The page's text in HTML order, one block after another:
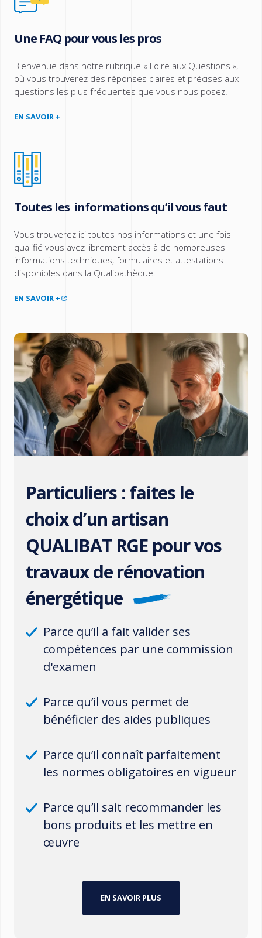
Une FAQ pour vous les pros
Bienvenue dans notre rubrique « Foire aux Questions »,
où vous trouverez des réponses claires et précises aux
questions les plus fréquentes que vous nous posez.
EN SAVOIR +
Toutes les informations qu’il vous faut
Vous trouverez ici toutes nos informations et une fois
qualifié vous avez librement accès à de nombreuses
informations techniques, formulaires et attestations
disponibles dans la Qualibathèque.
EN SAVOIR +
Particuliers : faites le
choix d’un artisan
QUALIBAT RGE pour vos
travaux de rénovation
énergétique
Parce qu’il a fait valider ses
compétences par une commission
d'examen
Parce qu’il vous permet de
bénéficier des aides publiques
Parce qu’il connaît parfaitement
les normes obligatoires en vigueur
Parce qu’il sait recommander les
bons produits et les mettre en
œuvre
EN SAVOIR PLUS